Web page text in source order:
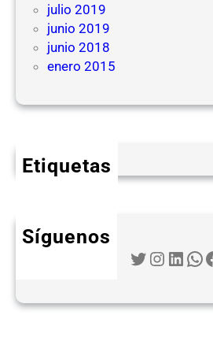
julio 2019
junio 2019
junio 2018
enero 2015
Etiquetas
Síguenos
Twitter Instagram LinkedIn WhatsApp Facebook